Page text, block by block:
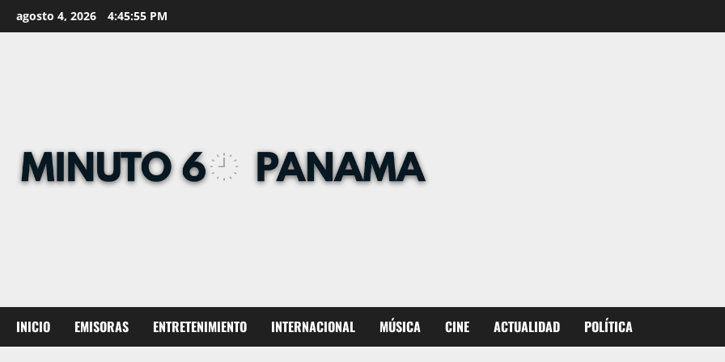
to
agosto 4, 2026 4:45:56 PM
INICIO EMISORAS ENTRETENIMIENTO INTERNACIONAL MÚSICA CINE ACTUALIDAD POLÍTICA